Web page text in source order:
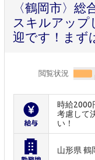
〈鶴岡市〉
スキルアップ
迎です！まず
閲覧状況
時給2000
考慮して
い！
山形県 鶴